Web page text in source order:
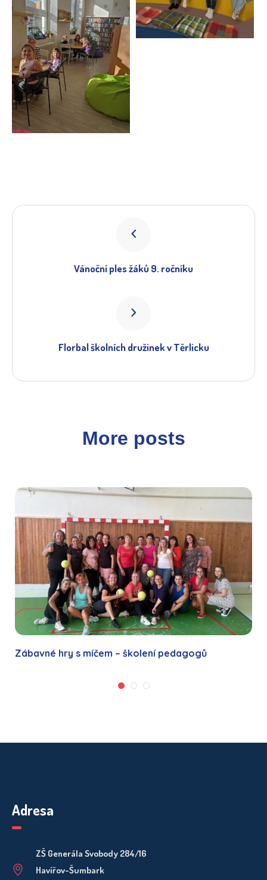
Vánoční ples žáků 9. ročníku
Florbal školních družinek v Těrlicku
More posts
Zábavné hry s míčem – školení pedagogů
Adresa
ZŠ Generála Svobody 284/16
Havířov-Šumbark